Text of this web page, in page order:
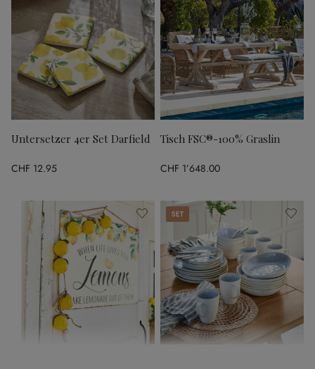
Untersetzer 4er Set Darfield
CHF 12.95
Tisch FSC®-100% Graslin
CHF 1’648.00
Set